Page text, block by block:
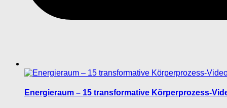
Energieraum – 15 transformative Körperprozess-